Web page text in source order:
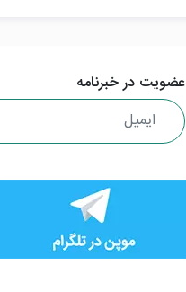
عضویت در خبرنامه